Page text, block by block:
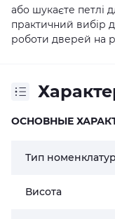
або шукаєте петлі
практичний вибір
роботи дверей на
ОСНОВНЫЕ
Тип
Висота